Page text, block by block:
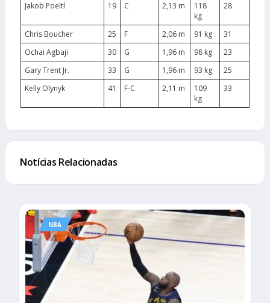
Jakob Poeltl
19 C 2,13 m
118
kg
28
Chris Boucher 25 F 2,06 m 91 kg
31
Ochai Agbaji
30 G 1,96 m 98 kg
23
Gary Trent Jr.
33 G 1,96 m 93 kg
25
Kelly Olynyk
41 F-C 2,11 m
109
kg
33
Notícias Relacionadas
NBA